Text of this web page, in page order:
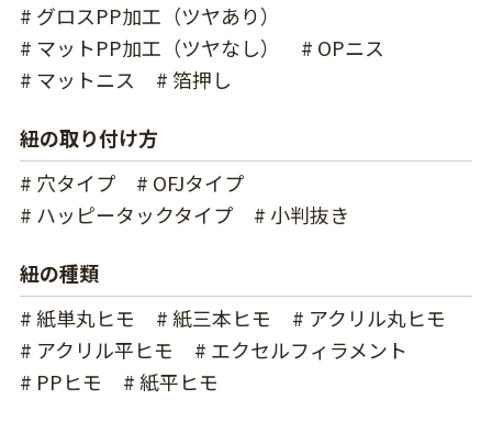
# グロスPP加工（ツヤあり）
# マットPP加工（ツヤなし）
# OPニス
# マットニス
# 箔押し
紐の取り付け方
# 穴タイプ
# OFJタイプ
# ハッピータックタイプ
# 小判抜き
紐の種類
# 紙単丸ヒモ
# 紙三本ヒモ
# アクリル丸ヒモ
# アクリル平ヒモ
# エクセルフィラメント
# PPヒモ
# 紙平ヒモ